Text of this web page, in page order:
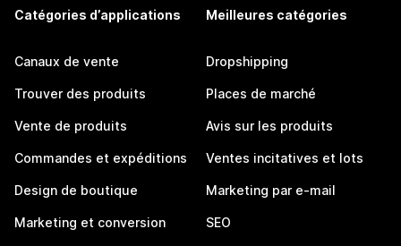
Catégories d’applications
Canaux de vente
Trouver des produits
Vente de produits
Commandes et expéditions
Design de boutique
Marketing et conversion
Meilleures catégories
Dropshipping
Places de marché
Avis sur les produits
Ventes incitatives et lots
Marketing par e-mail
SEO